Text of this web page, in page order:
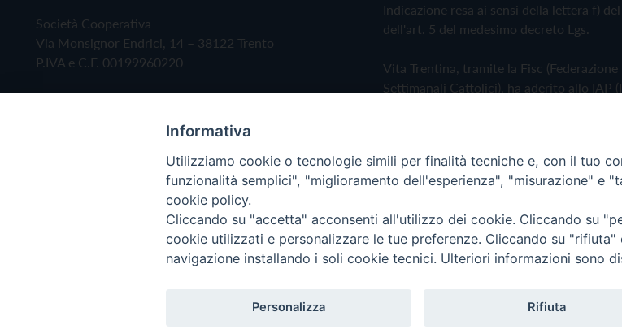
Società Cooperativa
Via Monsignor Endrici, 14 – 38122 Trento
P.IVA e C.F. 00199960220
Indicazione resa ai sensi della lettera f)
dell'art. 5 del medesimo decreto Lgs.
Vita Trentina, tramite la Fisc (Federazione
Settimanali Cattolici), ha aderito allo IAP
Privacy Policy Cookie Policy
Copyright © 2019 - Tutti i diritti riservati - Vita Trentina Editrice
Informativa
Utilizziamo cookie o tecnologie simili per finalità tecniche e, con il tuo
funzionalità semplici", "miglioramento dell'esperienza", "misurazione" e
cookie policy.
Cliccando su "accetta" acconsenti all'utilizzo dei cookie. Cliccando su
cookie utilizzati e personalizzare le tue preferenze. Cliccando su
navigazione installando i soli cookie tecnici. Ulteriori informazioni sono
Personalizza Rifiuta